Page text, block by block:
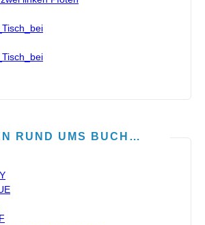
RUND UMS BUCH…